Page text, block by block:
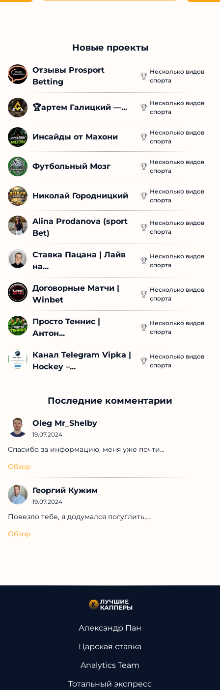
Новые проекты
Отзывы Prosport
Betting
Несколько видов
спорта
🏆артем Галицкий —...
Несколько видов
спорта
Инсайды от Махони
Несколько видов
спорта
Футбольный Мозг
Несколько видов
спорта
Николай Городницкий
Несколько видов
спорта
Alina Prodanova (sport
Bet)
Несколько видов
спорта
Ставка Пацана | Лайв
на...
Несколько видов
спорта
Договорные Матчи |
Winbet
Несколько видов
спорта
Просто Теннис |
Антон...
Несколько видов
спорта
Канал Telegram Vipka |
Hockey –...
Несколько видов
спорта
Последние комментарии
Oleg Mr_Shelby
19.07.2024
Спасибо за информацию, меня уже почти...
Обзор
Георгий Кужим
19.07.2024
Повезло тебе, я додумался погуглить,...
Обзор
Александр Пан
Царская ставка
Analytics Team
Тотальный экспресс